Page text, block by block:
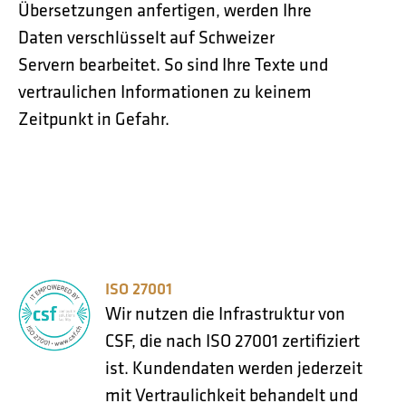
Übersetzungen anfertigen, werden Ihre
Daten verschlüsselt auf Schweizer
Servern bearbeitet. So sind Ihre Texte und
vertraulichen Informationen zu keinem
Zeitpunkt in Gefahr.
ISO 27001
Wir nutzen die Infrastruktur von
CSF, die nach ISO 27001 zertifiziert
ist. Kundendaten werden jederzeit
mit Vertraulichkeit behandelt und